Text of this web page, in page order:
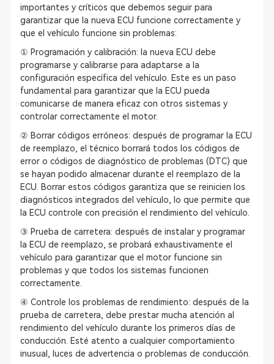
importantes y críticos que debemos seguir para
garantizar que la nueva ECU funcione correctamente y
que el vehículo funcione sin problemas:
① Programación y calibración: la nueva ECU debe
programarse y calibrarse para adaptarse a la
configuración específica del vehículo. Este es un paso
fundamental para garantizar que la ECU pueda
comunicarse de manera eficaz con otros sistemas y
controlar correctamente el motor.
② Borrar códigos erróneos: después de programar la ECU
de reemplazo, el técnico borrará todos los códigos de
error o códigos de diagnóstico de problemas (DTC) que
se hayan podido almacenar durante el reemplazo de la
ECU. Borrar estos códigos garantiza que se reinicien los
diagnósticos integrados del vehículo, lo que permite que
la ECU controle con precisión el rendimiento del vehículo.
③ Prueba de carretera: después de instalar y programar
la ECU de reemplazo, se probará exhaustivamente el
vehículo para garantizar que el motor funcione sin
problemas y que todos los sistemas funcionen
correctamente.
④ Controle los problemas de rendimiento: después de la
prueba de carretera, debe prestar mucha atención al
rendimiento del vehículo durante los primeros días de
conducción. Esté atento a cualquier comportamiento
inusual, luces de advertencia o problemas de conducción.